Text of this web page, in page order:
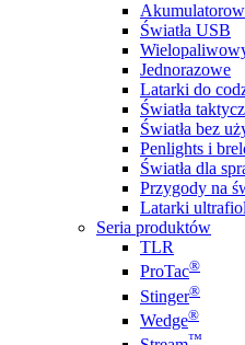
Światła USB
Jednorazowe
Latarki do
Światła
Światła bez
Penlights i
Światła dla
Przygody na
Latarki
Seria produktów
TLR
ProTac®
Stinger®
Wedge®
™